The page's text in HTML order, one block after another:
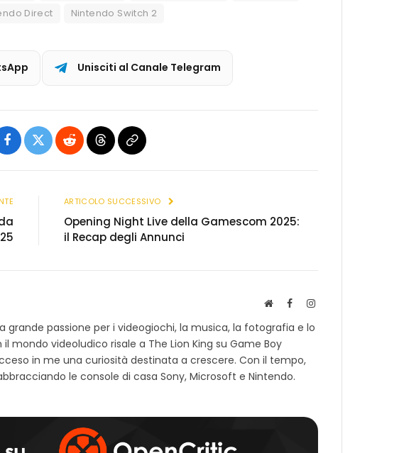
Direct Nintendo Switch 2
Unisciti al Canale Telegram
Facebook
X
RedditThreadsCopia
ARTICOLO SUCCESSIVO
Opening Night Live della Gamescom 2025:
il Recap degli Annunci
S
t
o
w
e
F
c
b
o
I
grande passione per i videogiochi, la musica, la fotografia e lo
mondo videoludico risale a The Lion King su Game Boy
in me una curiosità destinata a crescere. Con il tempo,
le console di casa Sony, Microsoft e Nintendo.